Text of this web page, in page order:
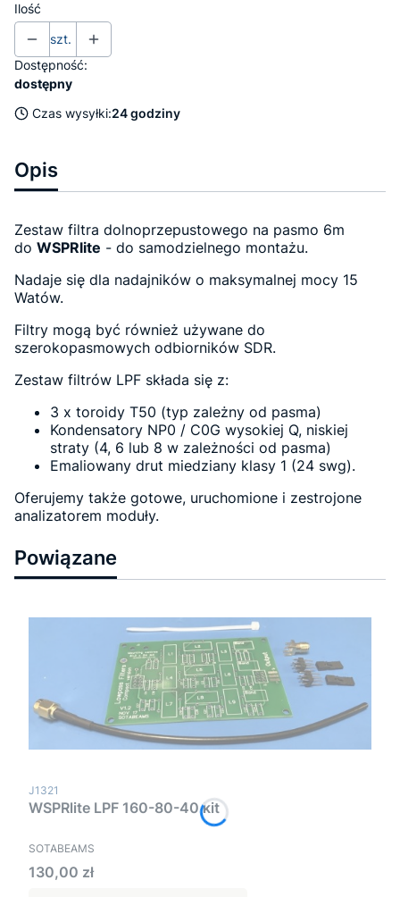
Ilość
szt.
Dostępność:
dostępny
Czas wysyłki:24 godziny
Opis
Zestaw filtra dolnoprzepustowego na pasmo 6m
do WSPRlite - do samodzielnego montażu.
Nadaje się dla nadajników o maksymalnej mocy 15
Watów.
Filtry mogą być również używane do
szerokopasmowych odbiorników SDR.
Zestaw filtrów LPF składa się z:
3 x toroidy T50 (typ zależny od pasma)
Kondensatory NP0 / C0G wysokiej Q, niskiej
straty (4, 6 lub 8 w zależności od pasma)
Emaliowany drut miedziany klasy 1 (24 swg).
Oferujemy także gotowe, uruchomione i zestrojone
analizatorem moduły.
Powiązane
Kod produktu
J1321
WSPRlite LPF 160-80-40 kit
PRODUCENT
SOTABEAMS
Cena
130,00 zł